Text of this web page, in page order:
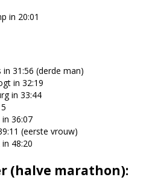
in 20:01
31:56 (derde man)
in 32:19
in 33:44
36:07
(eerste vrouw)
48:20
(halve marathon):